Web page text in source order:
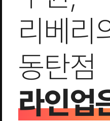
리베리
동탄점
라인업